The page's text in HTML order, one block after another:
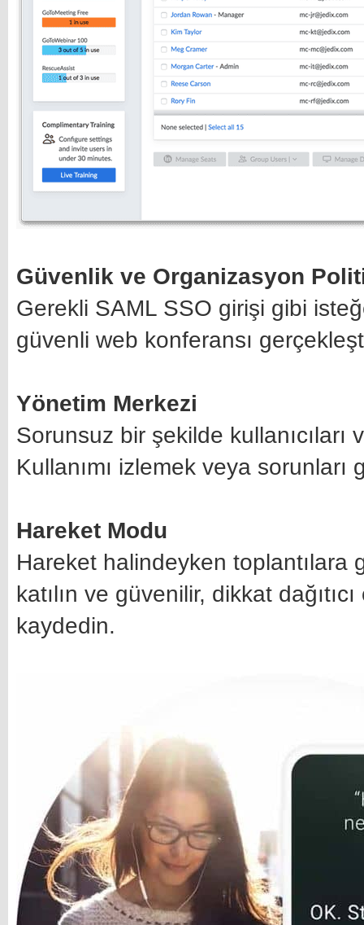
Güvenlik ve Organizasyon
Gerekli SAML SSO girişi gibi
güvenli web konferansı
Yönetim Merkezi
Sorunsuz bir şekilde
Kullanımı izlemek veya sorunları
Hareket Modu
Hareket halindeyken toplantılara
katılın ve güvenilir, dikkat
kaydedin.